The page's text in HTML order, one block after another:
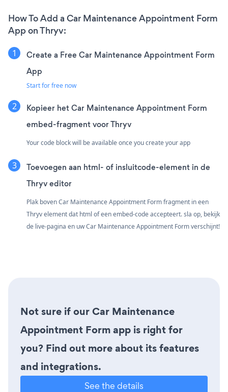
How To Add a Car Maintenance Appointment Form
App on Thryv:
Create a Free Car Maintenance Appointment Form
App
Start for free now
Kopieer het Car Maintenance Appointment Form
embed-fragment voor Thryv
Your code block will be available once you create your app
Toevoegen aan html- of insluitcode-element in de
Thryv editor
Plak boven Car Maintenance Appointment Form fragment in een
Thryv element dat html of een embed-code accepteert. sla op, bekijk
de live-pagina en uw Car Maintenance Appointment Form verschijnt!
Not sure if our Car Maintenance
Appointment Form app is right for
you? Find out more about its features
and integrations.
See the details